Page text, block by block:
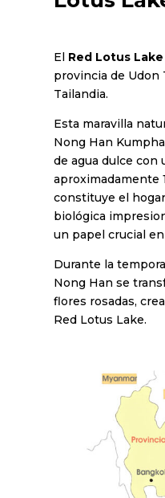
El Red Lotus Lake
provincia de Udon
Tailandia.
Esta maravilla
Nong Han
de agua dulce con
aproximadamente
constituye el
biológica
un papel crucial
Durante la
Nong Han se
flores rosadas,
Red Lotus Lake.